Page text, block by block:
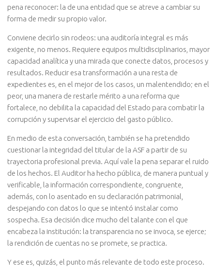
pena reconocer: la de una entidad que se atreve a cambiar su
forma de medir su propio valor.
Conviene decirlo sin rodeos: una auditoría integral es más
exigente, no menos. Requiere equipos multidisciplinarios, mayor
capacidad analítica y una mirada que conecte datos, procesos y
resultados. Reducir esa transformación a una resta de
expedientes es, en el mejor de los casos, un malentendido; en el
peor, una manera de restarle mérito a una reforma que
fortalece, no debilita la capacidad del Estado para combatir la
corrupción y supervisar el ejercicio del gasto público.
En medio de esta conversación, también se ha pretendido
cuestionar la integridad del titular de la ASF a partir de su
trayectoria profesional previa. Aquí vale la pena separar el ruido
de los hechos. El Auditor ha hecho pública, de manera puntual y
verificable, la información correspondiente, congruente,
además, con lo asentado en su declaración patrimonial,
despejando con datos lo que se intentó instalar como
sospecha. Esa decisión dice mucho del talante con el que
encabeza la institución: la transparencia no se invoca, se ejerce;
la rendición de cuentas no se promete, se practica.
Y ese es, quizás, el punto más relevante de todo este proceso.